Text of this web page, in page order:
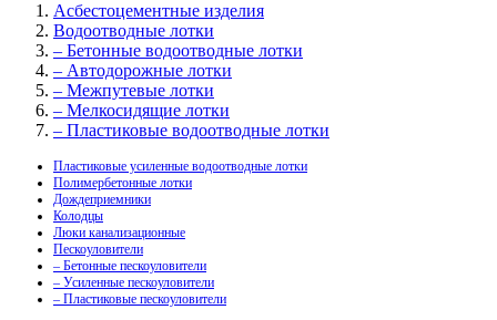
Асбестоцементные изделия
Водоотводные лотки
– Бетонные водоотводные лотки
– Автодорожные лотки
– Межпутевые лотки
– Мелкосидящие лотки
– Пластиковые водоотводные лотки
Пластиковые усиленные водоотводные лотки
Полимербетонные лотки
Дождеприемники
Колодцы
Люки канализационные
Пескоуловители
– Бетонные пескоуловители
– Усиленные пескоуловители
– Пластиковые пескоуловители